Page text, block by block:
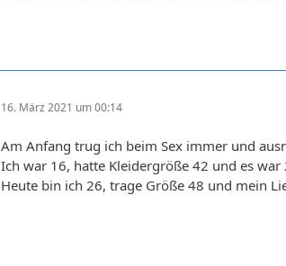
16. März 2021 um 00:14
Am Anfang trug ich beim Sex immer und
Ich war 16, hatte Kleidergröße 42 und es
Heute bin ich 26, trage Größe 48 und mein